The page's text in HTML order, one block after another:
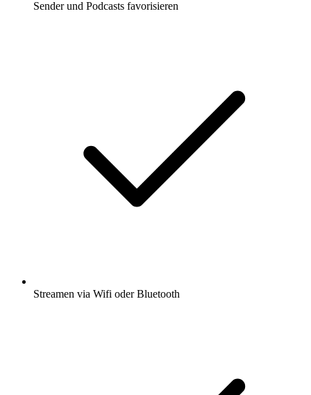
Sender und Podcasts favorisieren
Streamen via Wifi oder Bluetooth